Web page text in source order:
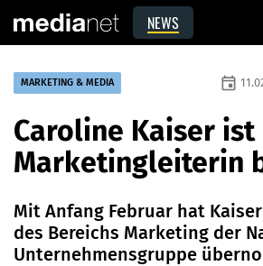
NEWS
MARKETING & MEDIA event
Caroline Kaiser ist
Marketingleiterin
Mit Anfang Februar hat
des Bereichs Marketing der
Unternehmensgruppe